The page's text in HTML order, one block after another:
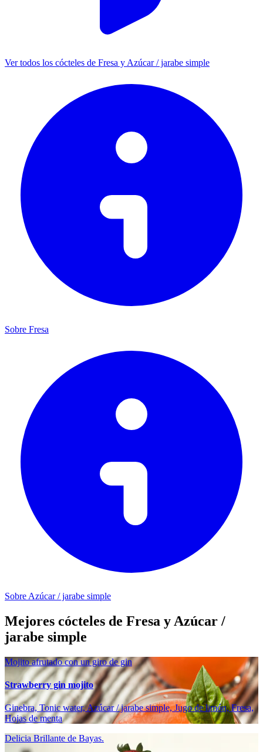
Ver todos los cócteles de Fresa y Azúcar / jarabe simple
Sobre Fresa
Sobre Azúcar / jarabe simple
Mejores cócteles de Fresa y Azúcar /
jarabe simple
Mojito afrutado con un giro de gin
Strawberry gin mojito
Ginebra, Tonic water, Azúcar / jarabe simple, Jugo de limón, Fresa,
Hojas de menta
Delicia Brillante de Bayas.